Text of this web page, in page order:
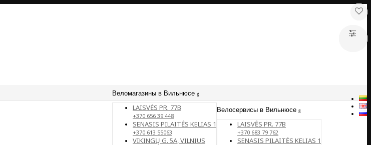
Веломагазины в Вильнюсе
LAISVĖS PR. 77B
+370 656 39 448
SENASIS PILAITĖS KELIAS 1
+370 613 55063
VIKINGŲ G. 5A, VILNIUS
Велосервисы в Вильнюсе
LAISVĖS PR. 77B
+370 683 79 762
SENASIS PILAITĖS KELIAS 1